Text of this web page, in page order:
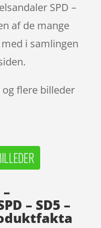
SPD –
af de mange
i samlingen
flere billeder
– SD5 –